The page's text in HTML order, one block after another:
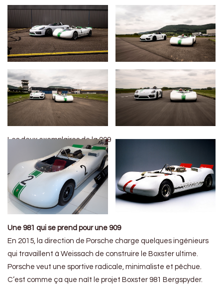
Les deux exemplaires de la 909
Une 981 qui se prend pour une 909
En 2015, la direction de Porsche charge quelques ingénieurs
qui travaillent à Weissach de construire le Boxster ultime.
Porsche veut une sportive radicale, minimaliste et pêchue.
C’est comme ça que naît le projet Boxster 981 Bergspyder.